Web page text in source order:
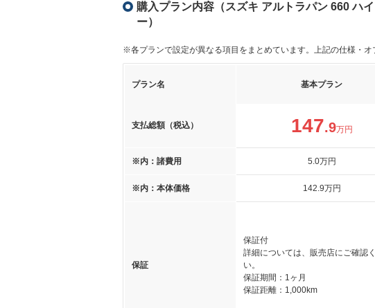
購入プラン内容（スズキ アルトラパン 660 ハ
ー）
※各プランで設定が異なる項目をまとめています。上記の仕様・オ
プラン名 基本プラン
支払総額（税込） 147.9万円
※内：諸費用 5.0万円
※内：本体価格 142.9万円
保証
保証付
詳細については、販売店にご確認
い。
保証期間：1ヶ月
保証距離：1,000km